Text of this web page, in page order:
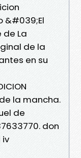
&#039;El
de La
de la
en su
de la mancha.
de
don